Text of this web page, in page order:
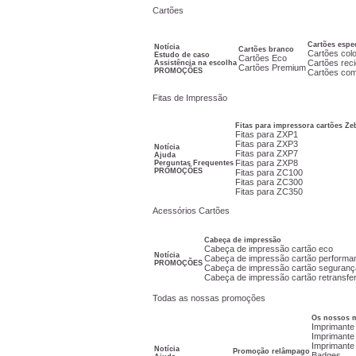
Cartões
Notícia
Estudo de caso
Assistência na escolha
PROMOÇÕES
Cartões branco
Cartões Eco
Cartões Premium
Cartões
Cartões
Cartões
Cartões
Fitas de Impressão
Notícia
Ajuda
Perguntas Frequentes
PROMOÇÕES
Fitas para impressora cartões
Fitas para ZXP1
Fitas para ZXP3
Fitas para ZXP7
Fitas para ZXP8
Fitas para ZC100
Fitas para ZC300
Fitas para ZC350
Acessórios Cartões
Notícia
PROMOÇÕES
Cabeça de impressão
Cabeça de impressão cartão eco
Cabeça de impressão cartão
Cabeça de impressão cartão
Cabeça de impressão cartão
Todas as nossas promoções
Notícia
Promoção relâmpago
Os nossos